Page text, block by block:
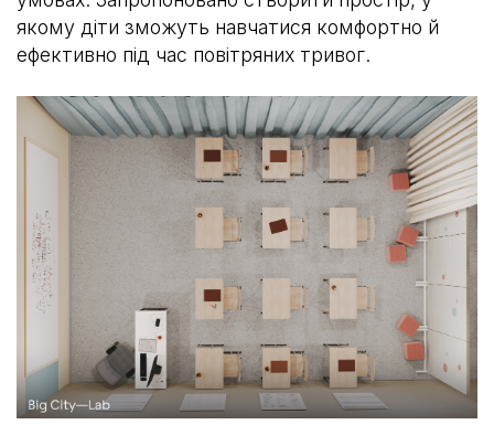
якому діти зможуть навчатися комфортно й
ефективно під час повітряних тривог.